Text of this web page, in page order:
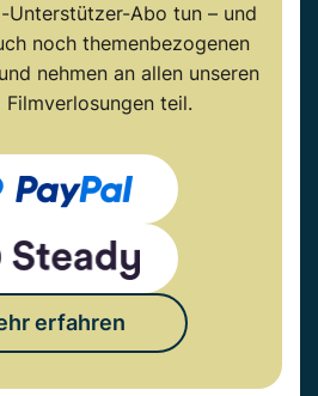
Unterstützer-Abo tun – und
noch themenbezogenen
nehmen an allen unseren
Filmverlosungen teil.
erfahren